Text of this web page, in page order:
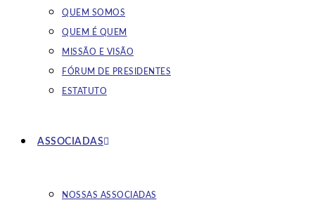
QUEM SOMOS
QUEM É QUEM
MISSÃO E VISÃO
FÓRUM DE PRESIDENTES
ESTATUTO
ASSOCIADAS
NOSSAS ASSOCIADAS